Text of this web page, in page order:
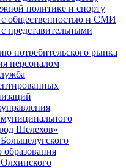
политике и спорту
с общественностью и СМИ
представительными
потребительского рынка
персоналом
Шелехов»